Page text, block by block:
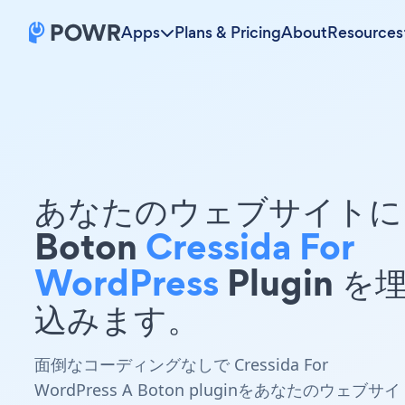
Apps Plans & PricingAboutResources
あなたのウェブサイト
Boton Cressida For
WordPress Plugin を
込みます。
面倒なコーディングなしで Cressida For
WordPress A Boton pluginをあなたのウェブサイ